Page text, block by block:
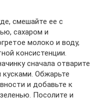
смешайте ее с
сахаром и
молоко и воду,
консистенции.
сначала отварите
Обжарьте
и добавьте к
Посолите и